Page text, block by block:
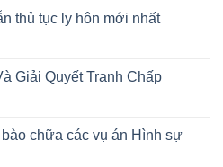
thủ tục ly hôn mới nhất
Giải Quyết Tranh Chấp
chữa các vụ án Hình sự